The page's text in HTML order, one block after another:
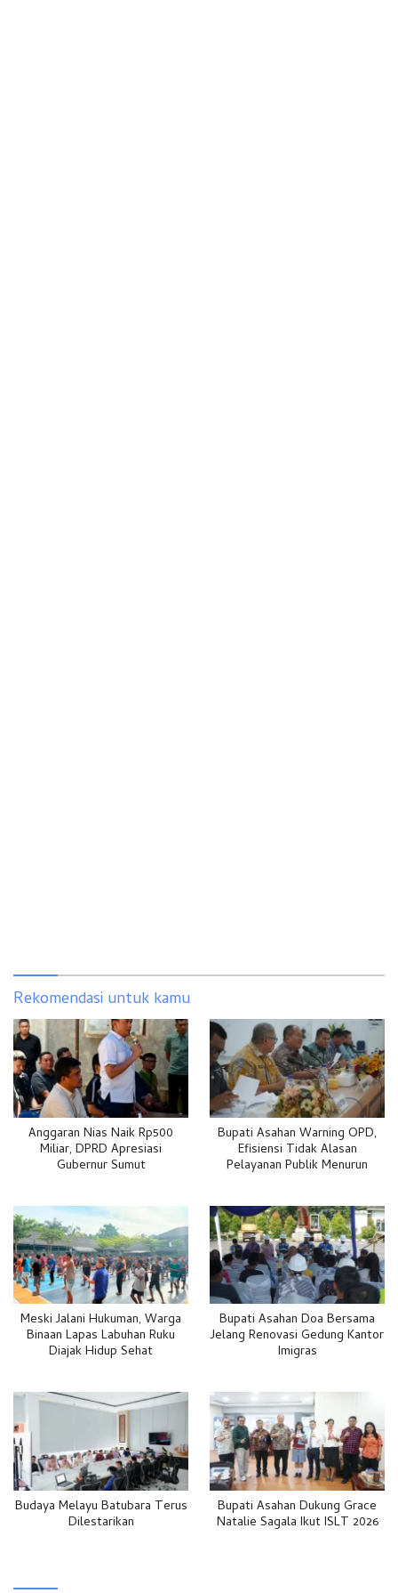
Rekomendasi untuk kamu
Anggaran Nias Naik Rp500
Miliar, DPRD Apresiasi
Gubernur Sumut
Bupati Asahan Warning OPD,
Efisiensi Tidak Alasan
Pelayanan Publik Menurun
Meski Jalani Hukuman, Warga
Binaan Lapas Labuhan Ruku
Diajak Hidup Sehat
Bupati Asahan Doa Bersama
Jelang Renovasi Gedung Kantor
Imigras
Budaya Melayu Batubara Terus
Dilestarikan
Bupati Asahan Dukung Grace
Natalie Sagala Ikut ISLT 2026